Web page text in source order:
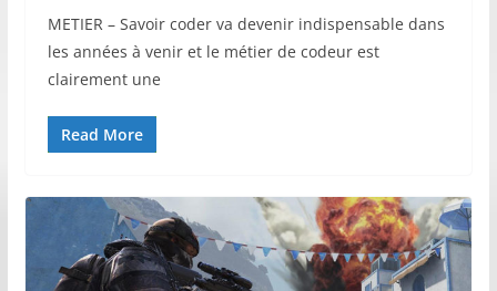
METIER – Savoir coder va devenir indispensable dans
les années à venir et le métier de codeur est
clairement une
Read More